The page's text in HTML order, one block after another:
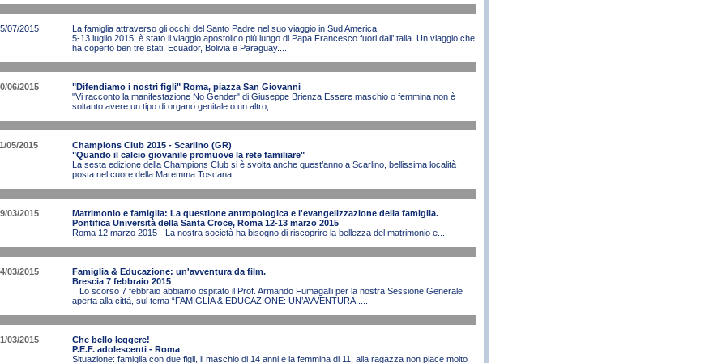
07/2015
La famiglia attraverso gli occhi del Santo Padre nel suo viaggio in Sud America
5-13 luglio 2015, è stato il viaggio apostolico più lungo di Papa Francesco fuori dall’Italia. Un viaggio che
ha coperto ben tre stati, Ecuador, Bolivia e Paraguay....
06/2015
"Difendiamo i nostri figli" Roma, piazza San Giovanni
"Vi racconto la manifestazione No Gender" di Giuseppe Brienza Essere maschio o femmina non è
soltanto avere un tipo di organo genitale o un altro,...
05/2015
Champions Club 2015 - Scarlino (GR)
"Quando il calcio giovanile promuove la rete familiare"
La sesta edizione della Champions Club si è svolta anche quest’anno a Scarlino, bellissima località
posta nel cuore della Maremma Toscana,...
03/2015
Matrimonio e famiglia: La questione antropologica e l'evangelizzazione della famiglia.
Pontifica Università della Santa Croce, Roma 12-13 marzo 2015
Roma 12 marzo 2015 - La nostra società ha bisogno di riscoprire la bellezza del matrimonio e...
03/2015
Famiglia & Educazione: un'avventura da film.
Brescia 7 febbraio 2015
Lo scorso 7 febbraio abbiamo ospitato il Prof. Armando Fumagalli per la nostra Sessione Generale
aperta alla città, sul tema “FAMIGLIA & EDUCAZIONE: UN’AVVENTURA......
03/2015
Che bello leggere!
P.E.F. adolescenti - Roma
Situazione: famiglia con due figli, il maschio di 14 anni e la femmina di 11; alla ragazza non piace molto